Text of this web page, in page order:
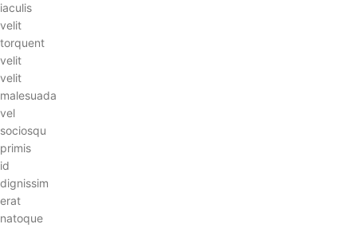
iaculis
velit
torquent
velit
velit
malesuada
vel
sociosqu
primis
id
dignissim
erat
natoque